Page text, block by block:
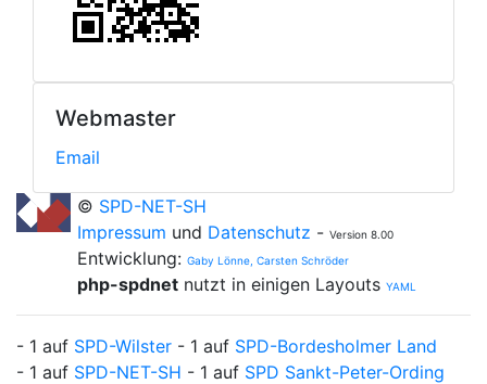
Webmaster
Email
© SPD-NET-SH
Impressum und Datenschutz - Version 8.00
Entwicklung: Gaby Lönne, Carsten Schröder
php-spdnet nutzt in einigen Layouts YAML
- 1 auf SPD-Wilster - 1 auf SPD-Bordesholmer Land
- 1 auf SPD-NET-SH - 1 auf SPD Sankt-Peter-Ording